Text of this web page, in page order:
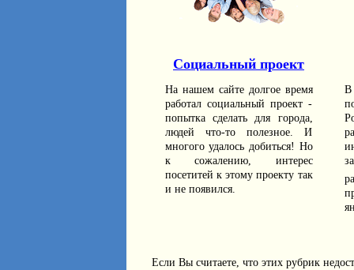
Социальный проект
На нашем сайте долгое время
работал социальный проект -
попытка сделать для города,
людей что-то полезное. И
многого удалось добиться! Но
к сожалению, интерес
посетитей к этому проекту так
и не появился.
В
Если Вы считаете, что этих рубрик